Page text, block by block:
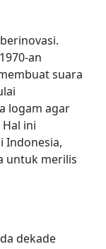
an
suara
logam agar
ini
Indonesia,
untuk merilis
dekade